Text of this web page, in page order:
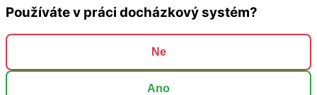
Používáte v práci docházkový systém?
Ne
Ano